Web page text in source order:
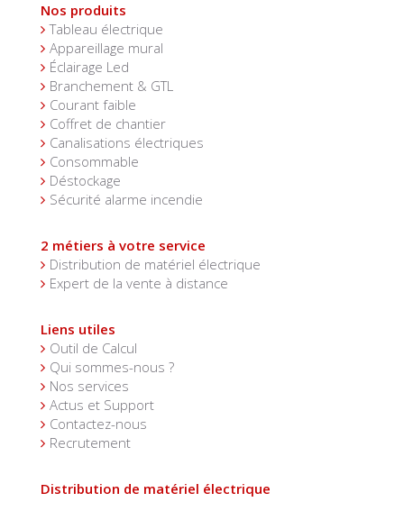
Nos produits
Tableau électrique
Appareillage mural
Éclairage Led
Branchement & GTL
Courant faible
Coffret de chantier
Canalisations électriques
Consommable
Déstockage
Sécurité alarme incendie
2 métiers à votre service
Distribution de matériel électrique
Expert de la vente à distance
Liens utiles
Outil de Calcul
Qui sommes-nous ?
Nos services
Actus et Support
Contactez-nous
Recrutement
Distribution de matériel électrique